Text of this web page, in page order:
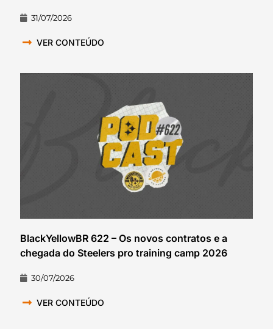
31/07/2026
VER CONTEÚDO
BlackYellowBR 622 – Os novos contratos e a
chegada do Steelers pro training camp 2026
30/07/2026
VER CONTEÚDO